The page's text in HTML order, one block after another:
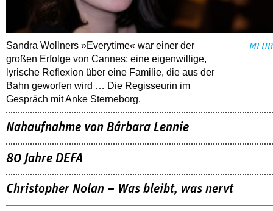
Sandra Wollners »Everytime« war einer der
großen Erfolge von Cannes: eine eigenwillige,
lyrische Reflexion über eine ­Familie, die aus der
Bahn geworfen wird … Die Regisseurin im
Gespräch mit Anke Sterneborg.
MEHR
Nahaufnahme von Bárbara Lennie
80 Jahre DEFA
Christopher Nolan – Was bleibt, was nervt